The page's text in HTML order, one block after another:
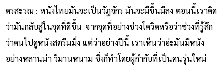
ดรสะรณ : หนังไทยมันจะเป็นวัฎจักร มันจะมีขึ้นมีลง ตอนนี้เราคิด
ว่ามันกลับสู่ในจุดที่ดีขึ้น จากจุดที่อย่างช่วงโควิดหรือว่าช่วงที่รู้สึก
ว่าคนไปดูหนังสตรีมมิ่ง แต่ว่าอย่างปีนี้ เราเห็นว่าอ่ะมันมีหนัง
อย่างหลานม่า วิมานหนาม ซึ่งก็ทําโดยผู้กํากับที่เป็นคนรุ่นใหม่